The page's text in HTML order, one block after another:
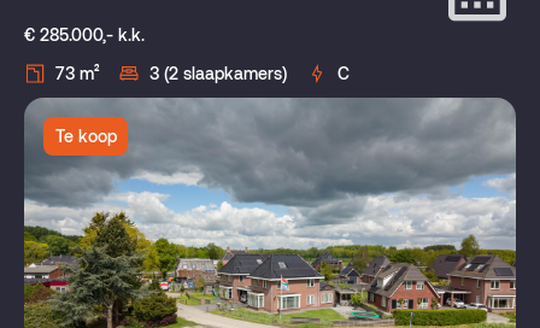
€ 285.000,- k.k.
73 m²
3 (2 slaapkamers) C
Te koop